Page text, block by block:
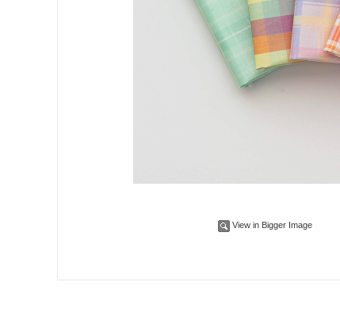
View in Bigger Image